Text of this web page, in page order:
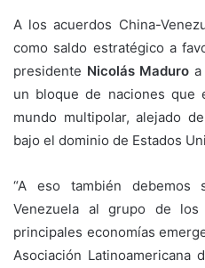
A los acuerdos China-
como saldo estratégico a
presidente Nicolás Maduro
un bloque de naciones que
mundo multipolar, alejado
bajo el dominio de Estados
“A eso también debemos
Venezuela al grupo de
principales economías
Asociación Latinoamericana